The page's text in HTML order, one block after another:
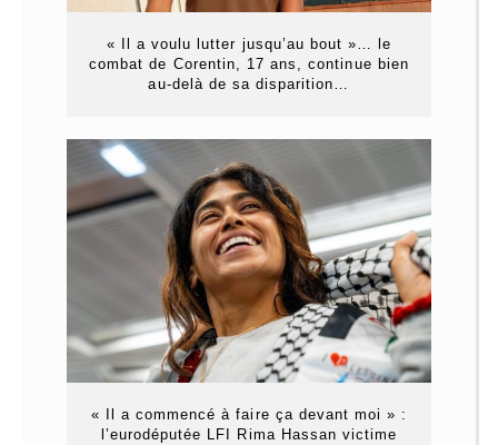
« Il a voulu lutter jusqu’au bout »… le
combat de Corentin, 17 ans, continue bien
au-delà de sa disparition…
« Il a commencé à faire ça devant moi » :
l’eurodéputée LFI Rima Hassan victime